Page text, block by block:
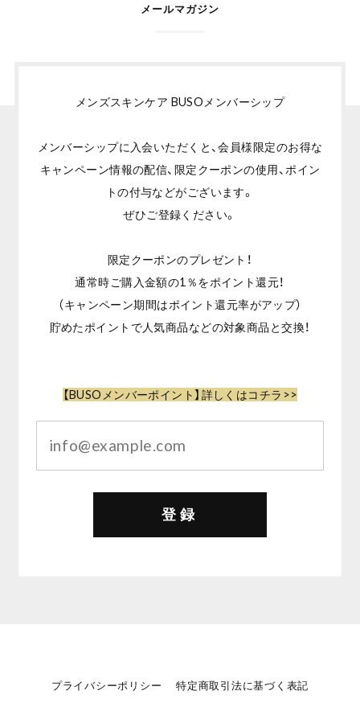
メールマガジン
メンズスキンケア BUSOメンバーシップ
メンバーシップに入会いただくと、会員様限定のお得な
キャンペーン情報の配信、限定クーポンの使用、ポイン
トの付与などがございます。
ぜひご登録ください。
限定クーポンのプレゼント！
通常時ご購入金額の1％をポイント還元！
（キャンペーン期間はポイント還元率がアップ）
貯めたポイントで人気商品などの対象商品と交換！
【BUSOメンバーポイント】詳しくはコチラ>>
登録
プライバシーポリシー 特定商取引法に基づく表記